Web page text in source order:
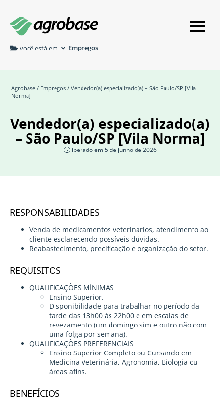
você está em Empregos
Agrobase / Empregos / Vendedor(a) especializado(a) – São Paulo/SP [Vila
Norma]
Vendedor(a) especializado(a)
– São Paulo/SP [Vila Norma]
liberado em 5 de junho de 2026
RESPONSABILIDADES
Venda de medicamentos veterinários, atendimento ao
cliente esclarecendo possíveis dúvidas.
Reabastecimento, precificação e organização do setor.
REQUISITOS
QUALIFICAÇÕES MÍNIMAS
Ensino Superior.
Disponibilidade para trabalhar no período da
tarde das 13h00 às 22h00 e em escalas de
revezamento (um domingo sim e outro não com
uma folga por semana).
QUALIFICAÇÕES PREFERENCIAIS
Ensino Superior Completo ou Cursando em
Medicina Veterinária, Agronomia, Biologia ou
áreas afins.
BENEFÍCIOS